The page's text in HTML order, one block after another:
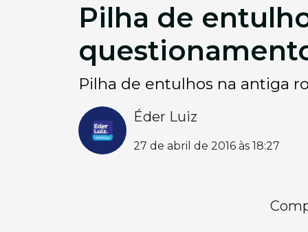
Pilha de
Pilha de entulhos na antiga
Éder Luiz
27 de abril de 2016 às 18:27